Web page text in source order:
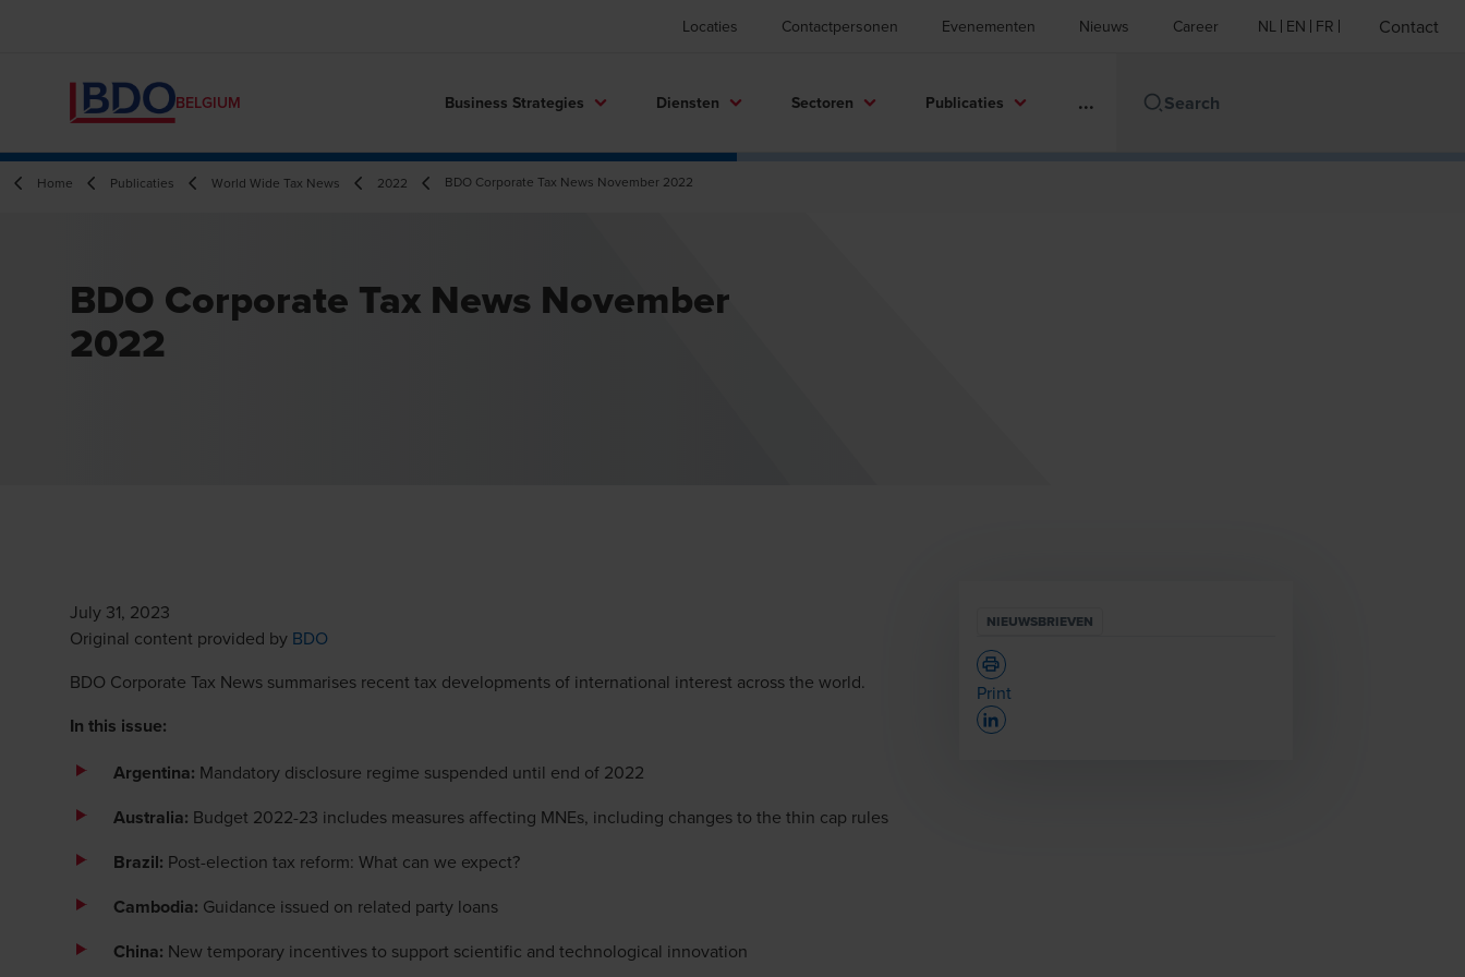
Locaties Contactpersonen Evenementen Nieuws Career NL EN FR Contact
BELGIUM Business Strategies Diensten Sectoren Publicaties ...
Home Publicaties World Wide Tax News 2022 BDO Corporate Tax News November 2022
BDO Corporate Tax News November
2022
July 31, 2023
Original content provided by BDO
BDO Corporate Tax News summarises recent tax developments of international interest across the world.
In this issue:
Argentina: Mandatory disclosure regime suspended until end of 2022
Australia: Budget 2022-23 includes measures affecting MNEs, including changes to the thin cap rules
Brazil: Post-election tax reform: What can we expect?
Cambodia: Guidance issued on related party loans
China: New temporary incentives to support scientific and technological innovation
NIEUWSBRIEVEN
Print